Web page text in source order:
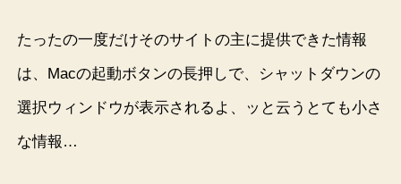
たったの一度だけそのサイトの主に提供できた情報
は、Macの起動ボタンの長押しで、シャットダウンの
選択ウィンドウが表示されるよ、ッと云うとても小さ
な情報…